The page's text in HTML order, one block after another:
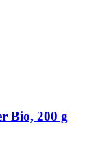
Bio, 200 g